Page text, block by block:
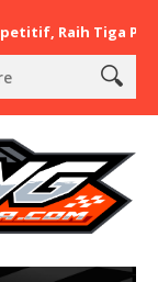
Raih Tiga Podium